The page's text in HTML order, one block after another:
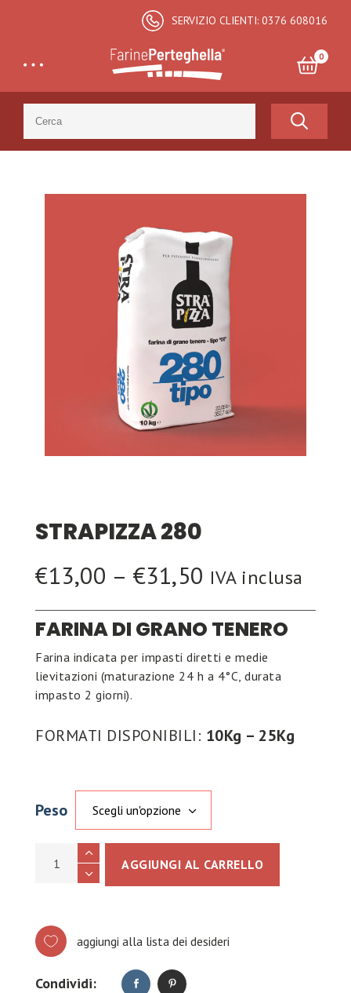
SERVIZIO CLIENTI: 0376 608016
0
Totale: €0,00
CARRELLO E CHECKOUT
Search
for:
STRAPIZZA 280
€13,00 – €31,50 Price
€13,00
through
€31,50
IVA inclusa
FARINA DI GRANO TENERO
Farina indicata per impasti diretti e medie
lievitazioni (maturazione 24 h a 4°C, durata
impasto 2 giorni).
FORMATI DISPONIBILI: 10Kg – 25Kg
Peso Scegli un'opzione
STRAPIZZA 280 quantity
AGGIUNGI AL CARRELLO
aggiungi alla lista dei desideri
Condividi: